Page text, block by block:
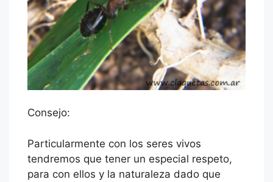
Consejo:
Particularmente con los seres vivos
tendremos que tener un especial respeto,
para con ellos y la naturaleza dado que